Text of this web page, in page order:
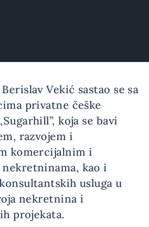
Vekić sastao se sa
privatne češke
koja se bavi
razvojem i
komercijalnim i
kao i
usluga u
nekretnina i
projekata.